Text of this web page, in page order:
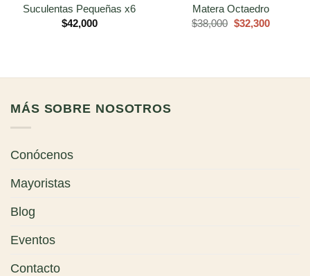
Suculentas Pequeñas x6
$42,000
Matera Octaedro
$38,000 El
$32,300El
MÁS SOBRE NOSOTROS
Conócenos
Mayoristas
Blog
Eventos
Contacto